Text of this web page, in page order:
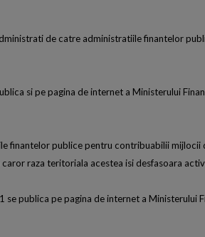
de catre administratiile finantelor
si pe pagina de internet a Ministerului
finantelor publice pentru contribuabilii
raza teritoriala acestea isi desfasoara
publica pe pagina de internet a Ministerului